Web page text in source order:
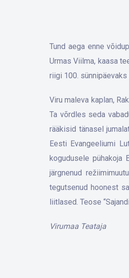
Tund aega enne
Urmas Viilma, kaasa
riigi 100. sünnipäevaks
Viru maleva kaplan,
Ta võrdles seda
rääkisid tänasel
Eesti Evangeeliumi
kogudusele pühakoja
järgnenud
tegutsenud hoonest
liitlased. Teose
Virumaa Teataja